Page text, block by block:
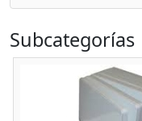
Subcategorías